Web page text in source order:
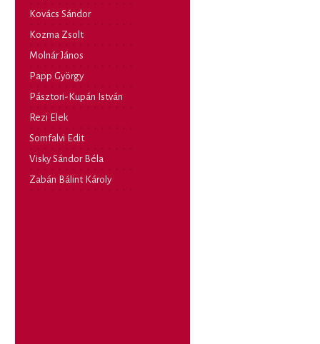
Kovács Sándor
Kozma Zsolt
Molnár János
Papp György
Pásztori-Kupán István
Rezi Elek
Somfalvi Edit
Visky Sándor Béla
Zabán Bálint Károly